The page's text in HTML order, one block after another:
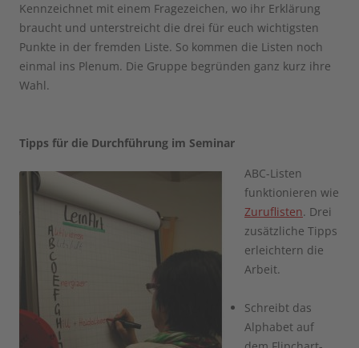
Kennzeichnet mit einem Fragezeichen, wo ihr Erklärung
braucht und unterstreicht die drei für euch wichtigsten
Punkte in der fremden Liste. So kommen die Listen noch
einmal ins Plenum. Die Gruppe begründen ganz kurz ihre
Wahl.
Tipps für die Durchführung im Seminar
ABC-Listen
funktionieren wie
Zuruflisten. Drei
zusätzliche Tipps
erleichtern die
Arbeit.
Schreibt das
Alphabet auf